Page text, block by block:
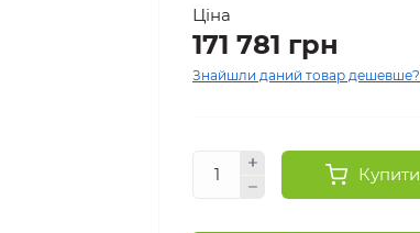
Ціна
171 781 грн
Знайшли даний товар дешевше?
Купити